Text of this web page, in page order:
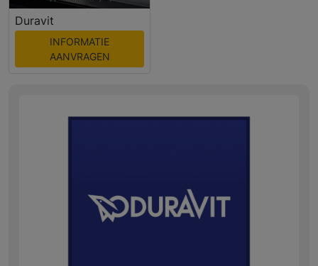
Duravit
INFORMATIE
AANVRAGEN